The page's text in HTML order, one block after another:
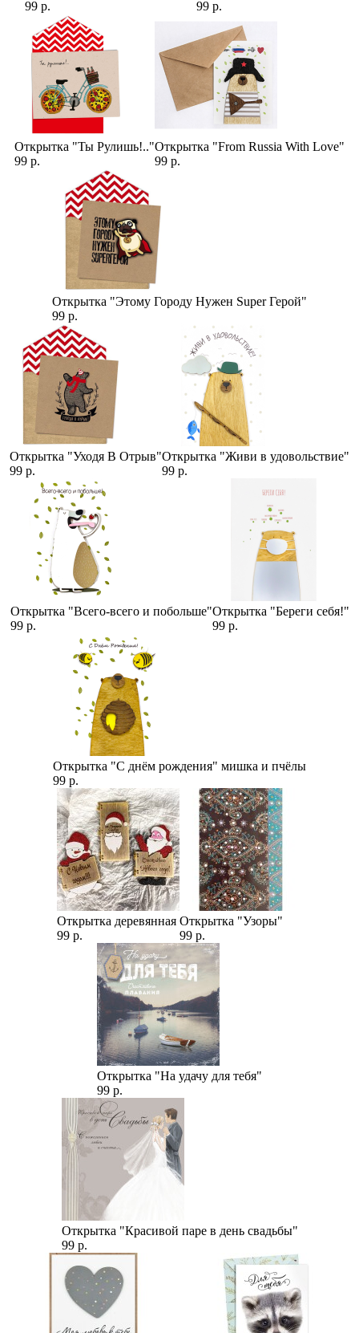
99 р. 99 р.
Открытка "Ты Рулишь!.."
99 р.
Открытка "From Russia With Love"
99 р.
Открытка "Этому Городу Нужен Super Герой"
99 р.
Открытка "Уходя В Отрыв"
99 р.
Открытка "Живи в удовольствие"
99 р.
Открытка "Всего-всего и побольше"
99 р.
Открытка "Береги себя!"
99 р.
Открытка "С днём рождения" мишка и пчёлы
99 р.
Открытка деревянная
99 р.
Открытка "Узоры"
99 р.
Открытка "На удачу для тебя"
99 р.
Открытка "Красивой паре в день свадьбы"
99 р.